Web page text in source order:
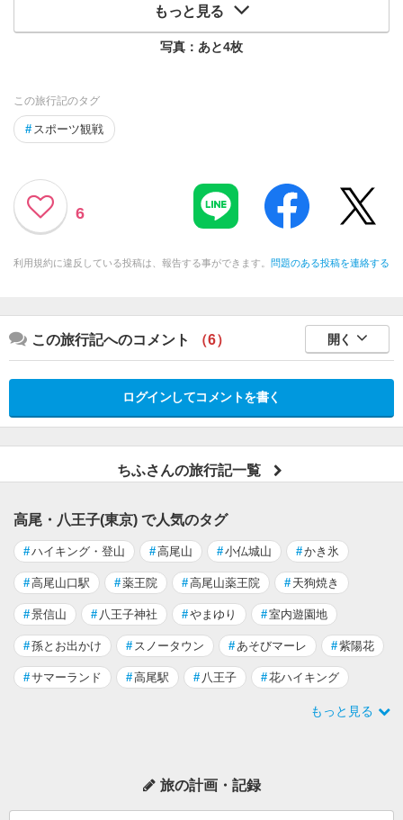
もっと見る
写真：あと4枚
この旅行記のタグ
# スポーツ観戦
6
利用規約に違反している投稿は、報告する事ができます。 問題のある投稿を連絡する
この旅行記へのコメント （6） 開く
ログインしてコメントを書く
ちふさんの旅行記一覧
高尾・八王子(東京) で人気のタグ
#ハイキング・登山 #高尾山 #小仏城山 #かき氷
#高尾山口駅 #薬王院 #高尾山薬王院 # 天狗焼き
#景信山 # 八王子神社 #やまゆり #室内遊園地
#孫とお出かけ # スノータウン # あそびマーレ #紫陽花
#サマーランド #高尾駅 # 八王子 #花ハイキング
もっと見る
旅の計画・記録